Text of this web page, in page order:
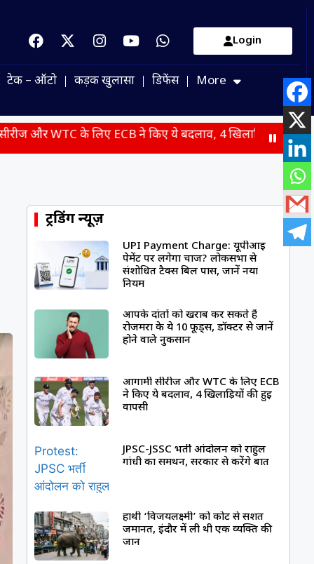
Login
टेक – ऑटो कड़क खुलासा डिफेंस More
लिए ECB ने किए ये बदलाव, 4 खिलाड़ियों की हुई वापसी
ट्रेंडिंग न्यूज़
UPI Payment Charge: यूपीआई
पेमेंट पर लगेगा चार्ज? लोकसभा से
संशोधित टैक्स बिल पास, जानें नया
नियम
आपके दांतों को खराब कर सकते हैं
रोजमर्रा के ये 10 फूड्स, डॉक्टर से जानें
होने वाले नुकसान
आगामी सीरीज और WTC के लिए ECB
ने किए ये बदलाव, 4 खिलाड़ियों की हुई
वापसी
JPSC-JSSC भर्ती आंदोलन को राहुल
गांधी का समर्थन, सरकार से करेंगे बात
हाथी ‘विजयलक्ष्मी’ को कोर्ट से सशर्त
जमानत, इंदौर में ली थी एक व्यक्ति की
जान